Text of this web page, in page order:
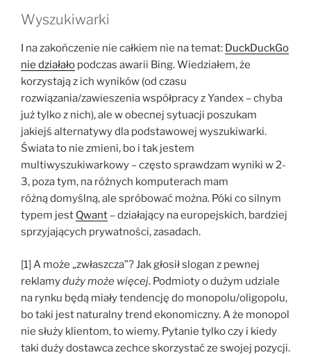
Wyszukiwarki
I na zakończenie nie całkiem nie na temat: DuckDuckGo
nie działało podczas awarii Bing. Wiedziałem, że
korzystają z ich wyników (od czasu
rozwiązania/zawieszenia współpracy z Yandex – chyba
już tylko z nich), ale w obecnej sytuacji poszukam
jakiejś alternatywy dla podstawowej wyszukiwarki.
Świata to nie zmieni, bo i tak jestem
multiwyszukiwarkowy – często sprawdzam wyniki w 2-
3, poza tym, na różnych komputerach mam
różną domyślną, ale spróbować można. Póki co silnym
typem jest Qwant – działający na europejskich, bardziej
sprzyjających prywatności, zasadach.
[1] A może „zwłaszcza”? Jak głosił slogan z pewnej
reklamyduży może więcej. Podmioty o dużym udziale
na rynku będą miały tendencję do monopolu/oligopolu,
bo taki jest naturalny trend ekonomiczny. A że monopol
nie służy klientom, to wiemy. Pytanie tylko czy i kiedy
taki duży dostawca zechce skorzystać ze swojej pozycji.